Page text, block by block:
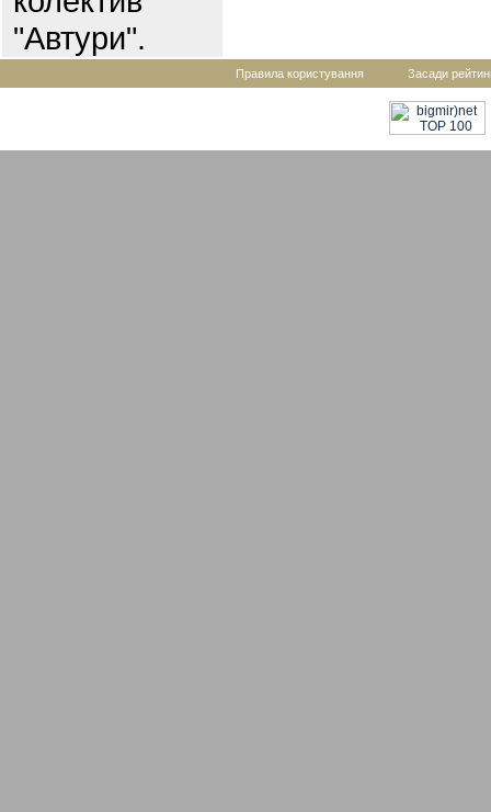
"Автури".
Правила користування Засади